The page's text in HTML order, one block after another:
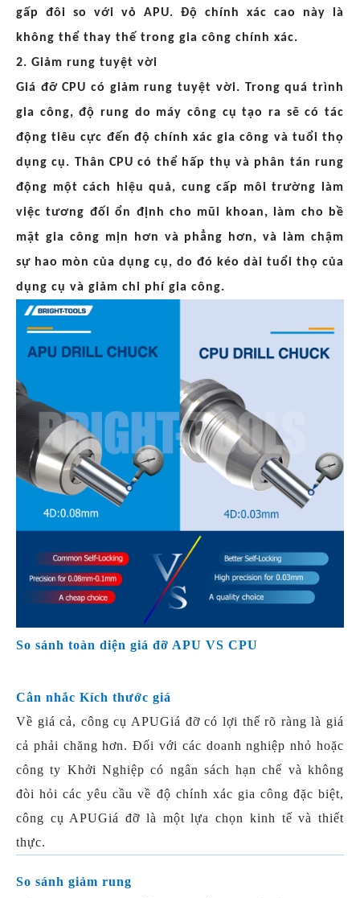
gấp đôi so với vỏ APU. Độ chính xác cao này là
không thể thay thế trong gia công chính xác.
2. Giảm rung tuyệt vời
Giá đỡ CPU có giảm rung tuyệt vời. Trong quá trình
gia công, độ rung do máy công cụ tạo ra sẽ có tác
động tiêu cực đến độ chính xác gia công và tuổi thọ
dụng cụ. Thân CPU có thể hấp thụ và phân tán rung
động một cách hiệu quả, cung cấp môi trường làm
việc tương đối ổn định cho mũi khoan, làm cho bề
mặt gia công mịn hơn và phẳng hơn, và làm chậm
sự hao mòn của dụng cụ, do đó kéo dài tuổi thọ của
dụng cụ và giảm chi phí gia công.
So sánh toàn diện giá đỡ APU VS CPU
Cân nhắc Kích thước giá
Về giá cả, công cụ APUGiá đỡ có lợi thế rõ ràng là giá
cả phải chăng hơn. Đối với các doanh nghiệp nhỏ hoặc
công ty Khởi Nghiệp có ngân sách hạn chế và không
đòi hỏi các yêu cầu về độ chính xác gia công đặc biệt,
công cụ APUGiá đỡ là một lựa chọn kinh tế và thiết
thực.
So sánh giảm rung